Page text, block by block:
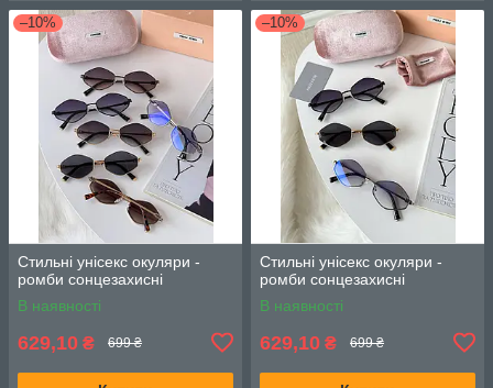
–10%
Стильні унісекс окуляри -
ромби сонцезахисні
В наявності
629,10 ₴ 699 ₴
–10%
Стильні унісекс окуляри -
ромби сонцезахисні
В наявності
629,10 ₴ 699 ₴